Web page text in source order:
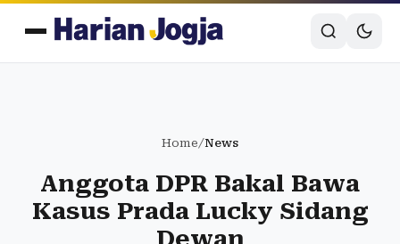
Home/News
Anggota DPR Bakal Bawa
Kasus Prada Lucky Sidang
Dewan